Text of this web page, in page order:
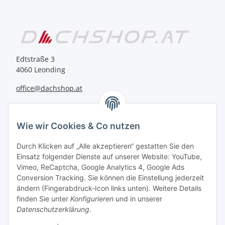
Edtstraße 3
4060 Leonding
office@dachshop.at
BEQUEM BEZAHLEN
Informationen
Sie haben Fragen zu
Wie wir Cookies & Co nutzen
Durch Klicken auf „Alle akzeptieren“ gestatten Sie den
Einsatz folgender Dienste auf unserer Website: YouTube,
Vimeo, ReCaptcha, Google Analytics 4, Google Ads
Conversion Tracking. Sie können die Einstellung jederzeit
ändern (Fingerabdruck-Icon links unten). Weitere Details
finden Sie unter Konfigurieren und in unserer
Datenschutzerklärung.